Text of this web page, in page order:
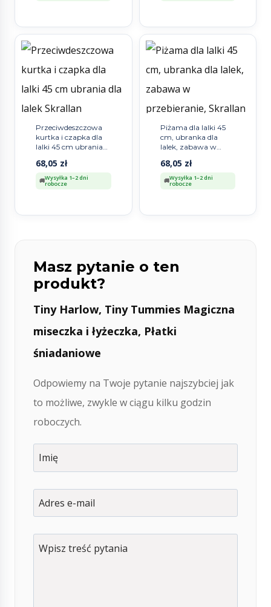
Przeciwdeszczowa
kurtka i czapka dla
lalki 45 cm ubrania
68,05 zł
Wysyłka 1–2 dni
robocze
Piżama dla lalki 45
cm, ubranka dla
lalek, zabawa w
Skrallan
68,05 zł
Wysyłka 1–2 dni
robocze
Masz pytanie o ten
produkt?
Tiny Harlow, Tiny Tummies Magiczna
miseczka i łyżeczka, Płatki
śniadaniowe
Odpowiemy na Twoje pytanie najszybciej jak
to możliwe, zwykle w ciągu kilku godzin
roboczych.